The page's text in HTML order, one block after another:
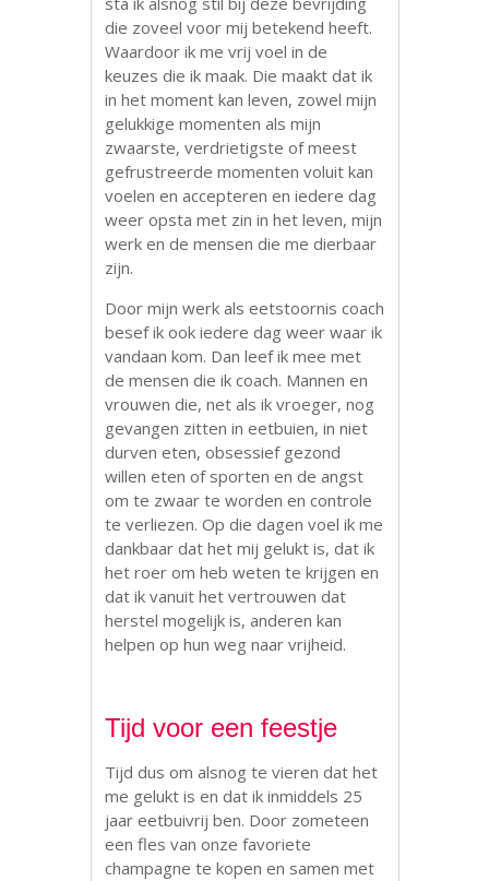
die zoveel voor mij betekend heeft.
Waardoor ik me vrij voel in de
keuzes die ik maak. Die maakt dat ik
in het moment kan leven, zowel mijn
gelukkige momenten als mijn
zwaarste, verdrietigste of meest
gefrustreerde momenten voluit kan
voelen en accepteren en iedere dag
weer opsta met zin in het leven, mijn
werk en de mensen die me dierbaar
zijn.
Door mijn werk als eetstoornis coach
besef ik ook iedere dag weer waar ik
vandaan kom. Dan leef ik mee met
de mensen die ik coach. Mannen en
vrouwen die, net als ik vroeger, nog
gevangen zitten in eetbuien, in niet
durven eten, obsessief gezond
willen eten of sporten en de angst
om te zwaar te worden en controle
te verliezen. Op die dagen voel ik me
dankbaar dat het mij gelukt is, dat ik
het roer om heb weten te krijgen en
dat ik vanuit het vertrouwen dat
herstel mogelijk is, anderen kan
helpen op hun weg naar vrijheid.
Tijd voor een feestje
Tijd dus om alsnog te vieren dat het
me gelukt is en dat ik inmiddels 25
jaar eetbuivrij ben. Door zometeen
een fles van onze favoriete
champagne te kopen en samen met